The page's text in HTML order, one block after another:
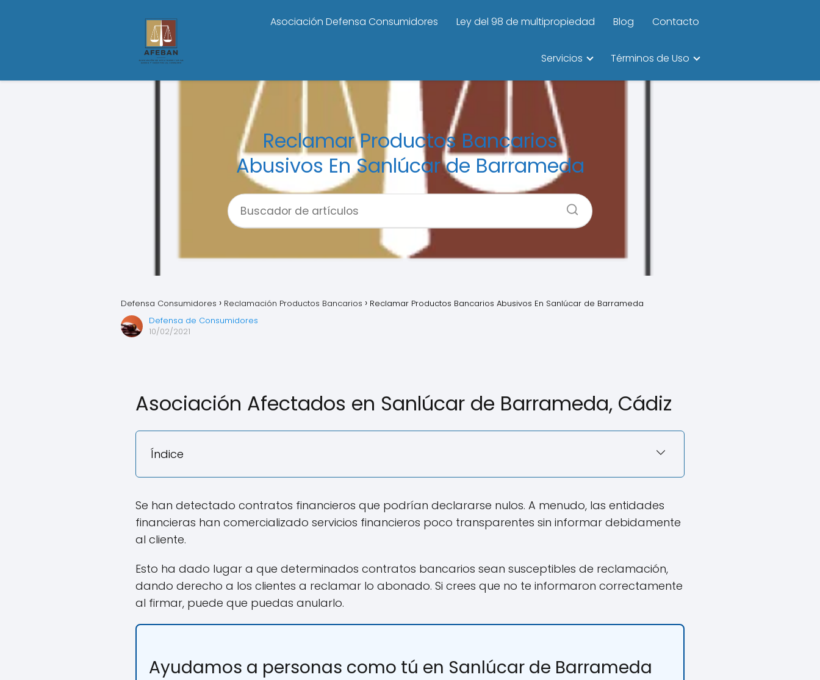
Asociación Defensa Consumidores Ley del 98 de multipropiedad Blog Contacto
Servicios Términos de Uso
Reclamar Productos Bancarios
Abusivos En Sanlúcar de Barrameda
Defensa Consumidores Reclamación Productos Bancarios
Reclamar Productos Bancarios Abusivos En Sanlúcar de Barrameda
Defensa de Consumidores
10/02/2021
Asociación Afectados en Sanlúcar de Barrameda, Cádiz
Índice
Se han detectado contratos financieros que podrían declararse nulos. A menudo, las entidades
financieras han comercializado servicios financieros poco transparentes sin informar debidamente
al cliente.
Esto ha dado lugar a que determinados contratos bancarios sean susceptibles de reclamación,
dando derecho a los clientes a reclamar lo abonado. Si crees que no te informaron correctamente
al firmar, puede que puedas anularlo.
Ayudamos a personas como tú en Sanlúcar de Barrameda